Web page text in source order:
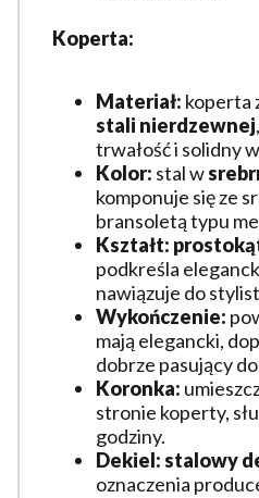
Koperta:
Materiał: koperta
stali nierdzewnej
trwałość i solidny
Kolor: stal w
komponuje się ze
bransoletą typu
Kształt:
podkreśla
nawiązuje do
Wykończenie:
mają elegancki,
dobrze pasujący
Koronka:
stronie koperty,
godziny.
Dekiel:stalowy
oznaczenia